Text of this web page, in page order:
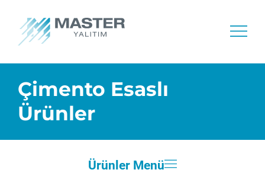
Çimento Esaslı
Ürünler
Ürünler Menü